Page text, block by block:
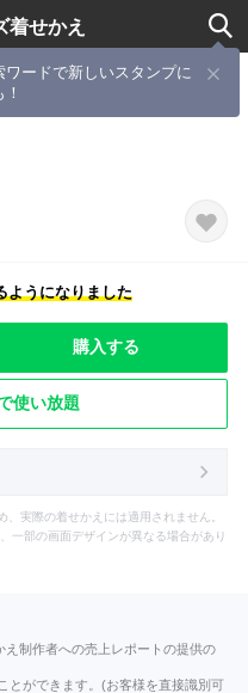
着せかえ
ワードで新しいスタンプに
KING OF KINGS -
ようになりました
購入する
使い放題
実際の着せかえには適用されません。
一部の画面デザインが異なる場合があり
制作者への売上レポートの提供の
とができます。(お客様を直接識別可